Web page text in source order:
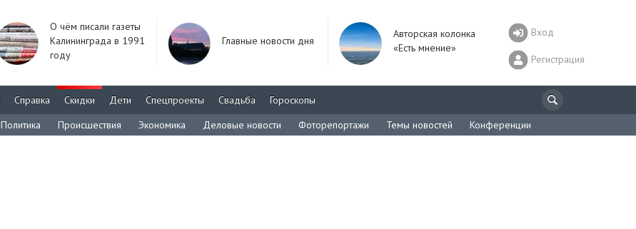
О чём писали газеты
Калининграда в 1991
году
Главные новости дня
Авторская колонка
«Есть мнение»
Вход
Регистрация
Справка Скидки Дети Спецпроекты Свадьба
Гороскопы
Политика Происшествия Экономика Деловые новости Фоторепортажи Темы новостей Конференции